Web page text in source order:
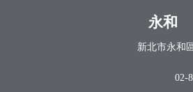
永和
新北市永和
02-